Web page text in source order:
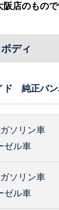
阪店のもの
ディ
ド 純正バン
ソリン車
ゼル車
ソリン車
ゼル車